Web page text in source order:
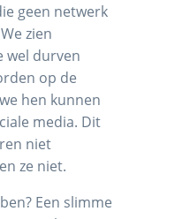
geen netwerk
zien
wel durven
op de
hen kunnen
media. Dit
niet
ze niet.
Een slimme